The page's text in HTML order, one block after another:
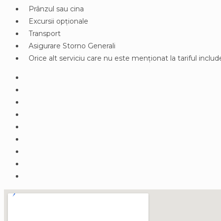
Prânzul sau cina
Excursii opționale
Transport
Asigurare Storno Generali
Orice alt serviciu care nu este menționat la tariful